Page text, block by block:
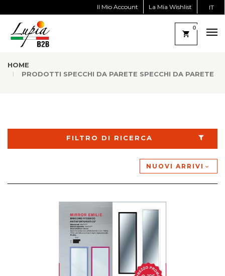
IT
Il Mio Account La Mia Wishlist
0
HOME
PRODOTTI SPECCHI DA PARETE SPECCHI DA PARETE
FILTRO DI RICERCA
NUOVI ARRIVI